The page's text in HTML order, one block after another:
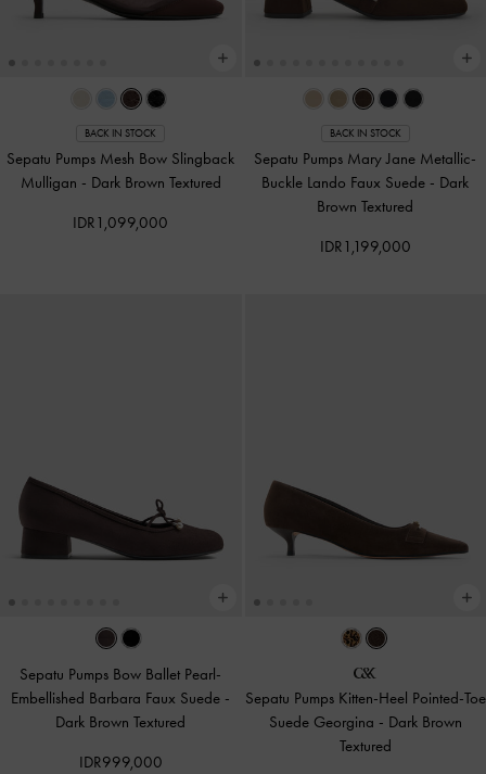
BACK IN STOCK
Sepatu Pumps Mesh Bow Slingback
Mulligan - Dark Brown Textured
IDR1,099,000
BACK IN STOCK
Sepatu Pumps Mary Jane Metallic-
Buckle Lando Faux Suede - Dark
Brown Textured
IDR1,199,000
Sepatu Pumps Bow Ballet Pearl-
Embellished Barbara Faux Suede -
Dark Brown Textured
IDR999,000
Sepatu Pumps Kitten-Heel Pointed-Toe
Suede Georgina - Dark Brown
Textured